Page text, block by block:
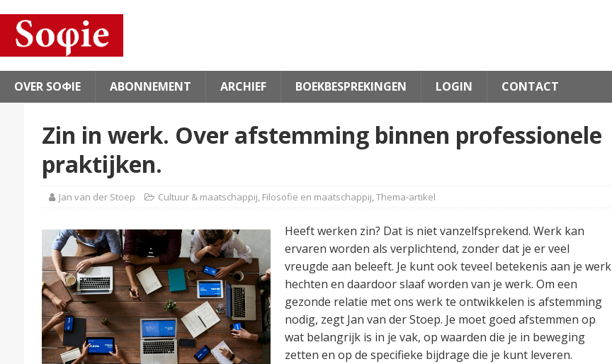
OVER SOΦIE ABONNEMENT ARCHIEF BOEKBESPREKINGEN LOGIN CONTACT
Zin in werk. Over afstemming binnen professionele
praktijken.
Jan van der Stoep Cultuur & maatschappij, Filosofie en maatschappij,Thema-artikel
Heeft werken zin? Dat is niet vanzelfsprekend. Werk kan
ervaren worden als verplichtend, zonder dat je er veel
vreugde aan beleeft. Je kunt ook teveel betekenis aan je werk
hechten en daardoor slaaf worden van je werk. Om een
gezonde relatie met ons werk te ontwikkelen is afstemming
nodig, zegt Jan van der Stoep. Je moet goed afstemmen op
wat belangrijk is in je vak, op waarden die je in beweging
zetten en op de specifieke bijdrage die je kunt leveren.